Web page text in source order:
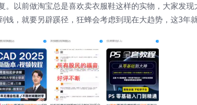
以前做淘宝总是喜欢卖衣服鞋这样的实物，大家发现
，就要另辟蹊径，狂蜂会考虑到现在大趋势，这3年